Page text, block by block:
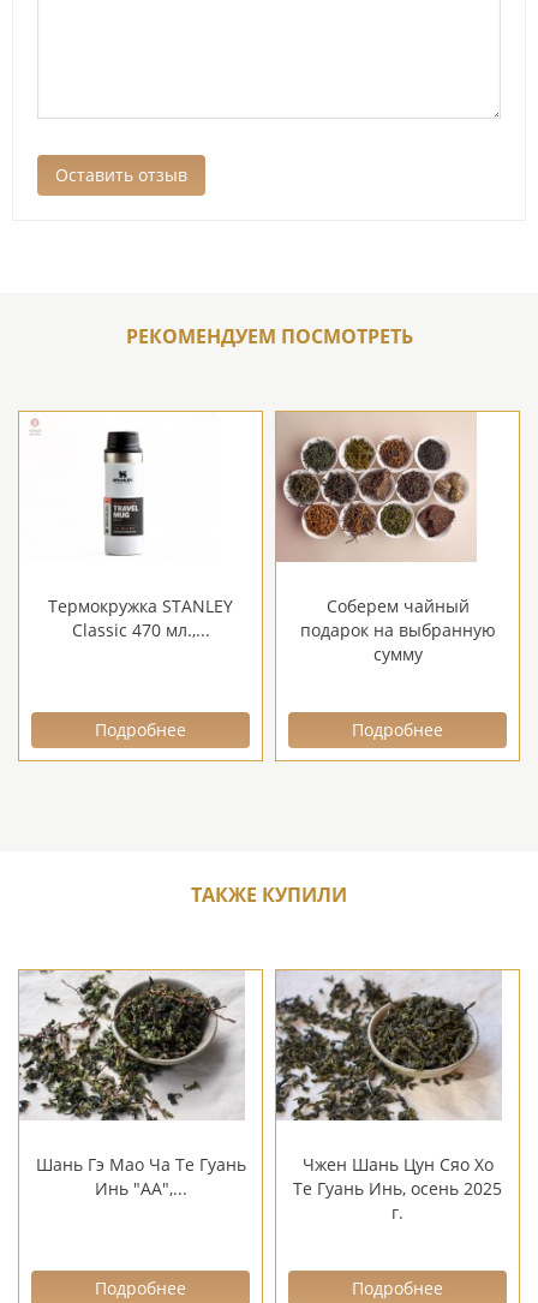
РЕКОМЕНДУЕМ ПОСМОТРЕТЬ
Термокружка STANLEY
Classic 470 мл.,...
Подробнее
Соберем чайный
подарок на выбранную
сумму
Подробнее
ТАКЖЕ КУПИЛИ
Шань Гэ Мао Ча Те Гуань
Инь "АА",...
Подробнее
Чжен Шань Цун Сяо Хо
Те Гуань Инь, осень 2025
г.
Подробнее